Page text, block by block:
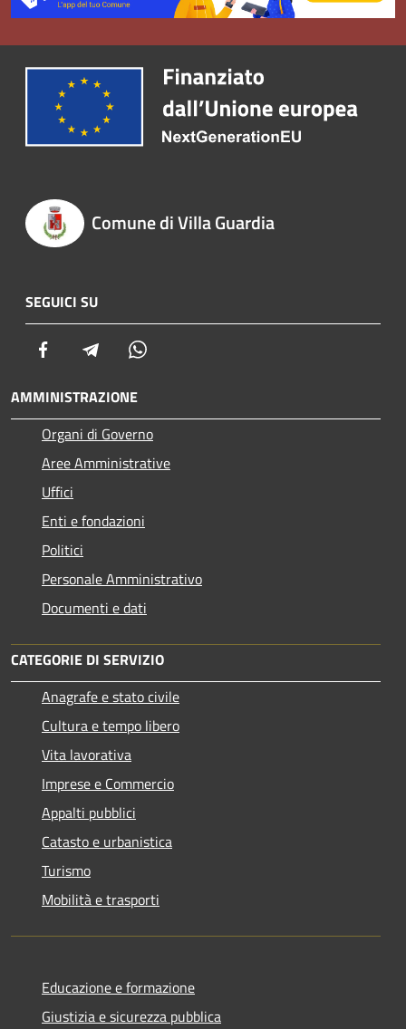
Comune di Villa Guardia
SEGUICI SU
Facebook Telegram
AMMINISTRAZIONE
Organi di Governo
Aree Amministrative
Uffici
Enti e fondazioni
Politici
Personale Amministrativo
Documenti e dati
CATEGORIE DI SERVIZIO
Anagrafe e stato civile
Cultura e tempo libero
Vita lavorativa
Imprese e Commercio
Appalti pubblici
Catasto e urbanistica
Turismo
Mobilità e trasporti
Educazione e formazione
Giustizia e sicurezza pubblica